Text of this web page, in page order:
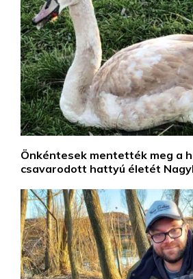
Önkéntesek mentették meg a
csavarodott hattyú életét